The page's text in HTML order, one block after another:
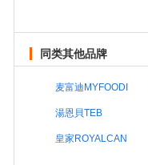
同类其他品牌
麦富迪MYFOODI
湯恩貝TEB
皇家ROYALCAN